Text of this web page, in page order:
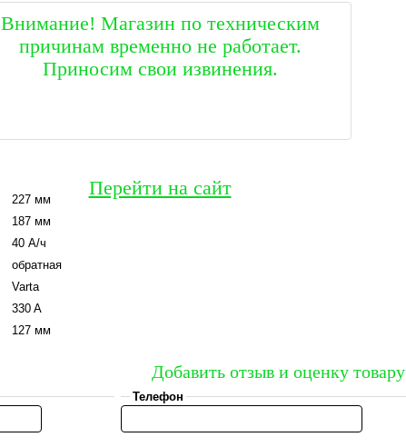
Внимание! Магазин по техническим
причинам временно не работает.
Приносим свои извинения.
Перейти на сайт
227 мм
187 мм
40 А/ч
обратная
Varta
330 A
127 мм
Добавить отзыв и оценку товару
Телефон